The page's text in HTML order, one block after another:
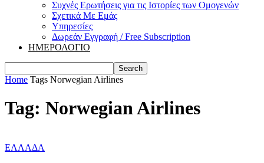
Συχνές Ερωτήσεις για τις Ιστορίες των Ομογενών
Σχετικά Με Εμάς
Υπηρεσίες
Δωρεάν Εγγραφή / Free Subscription
ΗΜΕΡΟΛΟΓΙΟ
Home Tags Norwegian Airlines
Tag: Norwegian Airlines
ΕΛΛΑΔΑ